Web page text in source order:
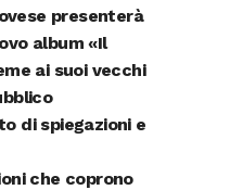
presenterà
album «Il
ai suoi vecchi
di spiegazioni e
che coprono